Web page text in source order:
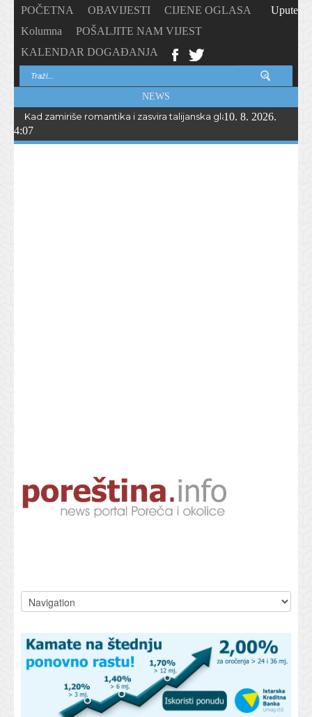
POČETNA OBAVIJESTI
CIJENE OGLASA
Kolumna
POŠALJITE NAM VIJEST
KALENDAR DOGAĐANJA
Upute
NEWS
Kad zamiriše romantika i zasvira talijanska glazba… Peta „Serata
10. 8. 2026.
4:07